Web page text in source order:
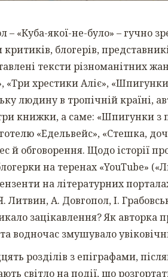
«Куба-якої-не-було» – гучно
блогерів,
тексти різноманітних
«Три хрестики Аліє»,
людину в тропічній країні,
книжки, а саме: «Шпигунки з
готелю «Едельвейс», «Стешка,
й обговорення. Щодо історії
на теренах «YouTube»
на літературних
А. Довгопол, І.
зацікавлення? Як авторка
водночас змушувало
розділів з епіграфами,
світло на події, що